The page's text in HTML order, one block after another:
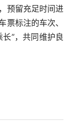
预留充足时间进
票标注的车次、
”，共同维护良